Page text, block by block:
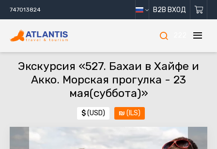
747013824 B2B ВХОД
Экскурсия «527. Бахаи в Хайфе и
Акко. Морская прогулка - 23
мая(суббота)»
$(USD) ₪ (ILS)